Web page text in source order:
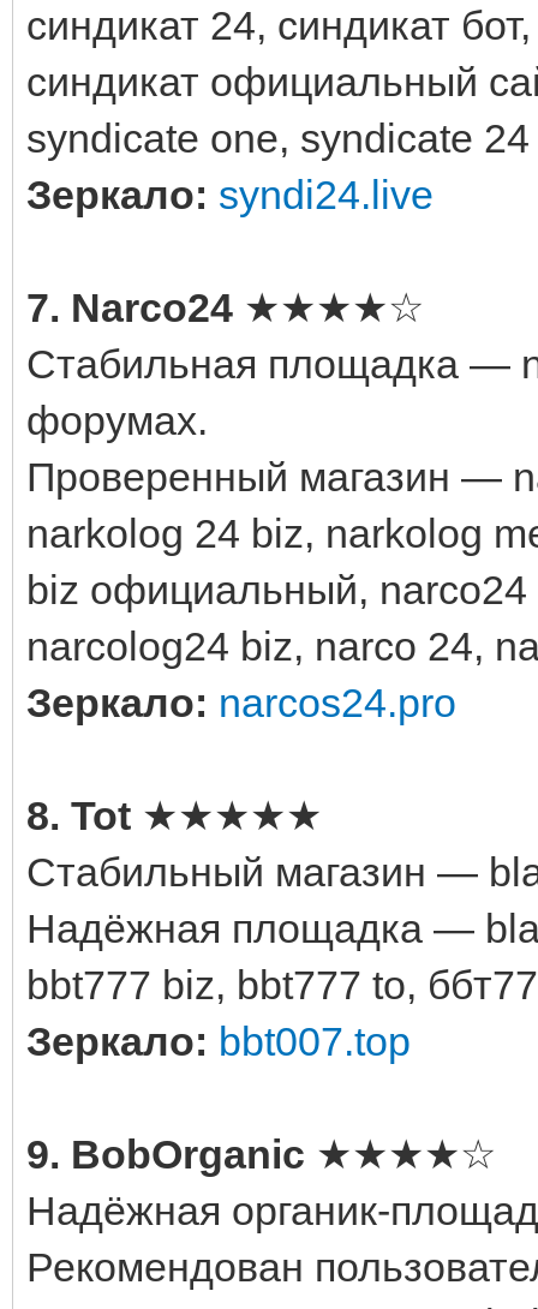
синдикат 24, синдикат
синдикат официальный
syndicate one, syndicate
Зеркало: syndi24.live
7. Narco24 ★★★★☆
Стабильная площадка —
форумах.
Проверенный магазин —
narkolog 24 biz, narkolog
biz официальный,
narcolog24 biz, narco 24,
Зеркало: narcos24.pro
8. Tot ★★★★★
Стабильный магазин —
Надёжная площадка —
bbt777 biz, bbt777 to,
Зеркало: bbt007.top
9. BobOrganic ★★★★☆
Надёжная органик-
Рекомендован